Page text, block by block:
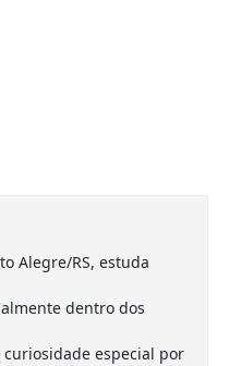
Alegre/RS, estuda
dentro dos
curiosidade especial por